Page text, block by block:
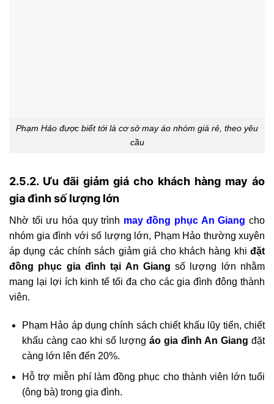
Phạm Hảo được biết tới là cơ sở may áo nhóm giá rẻ, theo yêu
cầu
2.5.2. Ưu đãi giảm giá cho khách hàng may áo
gia đình số lượng lớn
Nhờ tối ưu hóa quy trình may đồng phục An Giang cho
nhóm gia đình với số lượng lớn, Phạm Hảo thường xuyên
áp dụng các chính sách giảm giá cho khách hàng khi đặt
đồng phục gia đình tại An Giang số lượng lớn nhằm
mang lại lợi ích kinh tế tối đa cho các gia đình đông thành
viên.
Phạm Hảo áp dụng chính sách chiết khấu lũy tiến, chiết
khấu càng cao khi số lượng áo gia đình An Giang đặt
càng lớn lên đến 20%.
Hỗ trợ miễn phí làm đồng phục cho thành viên lớn tuổi
(ông bà) trong gia đình.